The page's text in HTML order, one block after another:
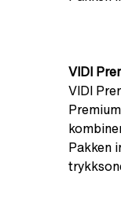
VIDI
VIDI
Pakken